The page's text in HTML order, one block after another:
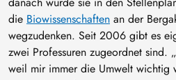
die Biowissenschaften an der
wegzudenken. Seit 2006 gibt es
zwei Professuren zugeordnet sind.
weil mir immer die Umwelt wichtig